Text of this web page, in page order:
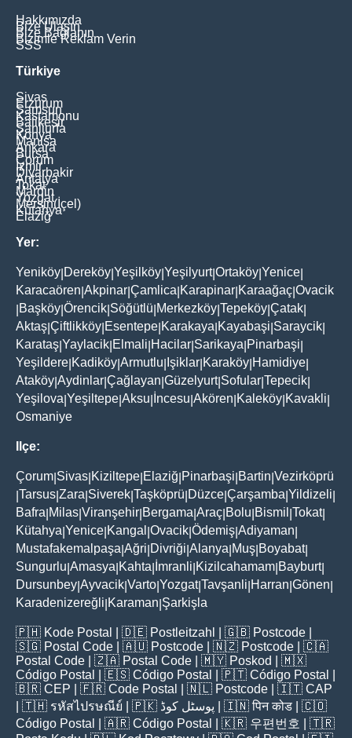
Hakkımızda
Bize Ulaşın
Bize Bağlanın
Bizimle Reklam Verin
SSS
Türkiye
Sivas
Erzurum
Samsun
Kastamonu
Balikesir
Şanliurfa
Konya
Manisa
Ankara
Bursa
Çorum
İzmir
Diyarbakir
Antalya
Tokat
Mardin
Yozgat
Mersin(İçel)
Kütahya
Elaziğ
Yer:
Yeniköy Dereköy Yeşilköy Yeşilyurt|Ortaköy Yenice
Karacaören Akpinar Çamlica Karapinar Karaağaç Ovacik
Başköy Örencik Söğütlü Merkezköy Tepeköy Çatak
Aktaş Çiftlikköy Esentepe Karakaya Kayabaşi Saraycik
Karataş Yaylacik Elmali Hacilar Sarikaya Pinarbaşi
Yeşildere Kadiköy Armutlu Işiklar Karaköy Hamidiye
Ataköy Aydinlar Çağlayan Güzelyurt| Sofular Tepecik
Yeşilova Yeşiltepe Aksu İncesu Akören Kaleköy Kavakli
Osmaniye
Ilçe:
Çorum Sivas Kiziltepe Elaziğ Pinarbaşi Bartin Vezirköprü
Tarsus Zara Siverek Taşköprü Düzce Çarşamba Yildizeli
Bafra Milas Viranşehir Bergama Araç Bolu Bismil Tokat|
Kütahya Yenice Kangal Ovacik Ödemiş Adiyaman
Mustafakemalpaşa Ağri Divriği Alanya Muş Boyabat|
Sungurlu Amasya Kahta İmranli Kizilcahamam Bayburt|
Dursunbey Ayvacik Varto Yozgat|Tavşanli Harran Gönen
Karadenizereğli Karaman Şarkişla
🇵🇭 Kode Postal | 🇩🇪 Postleitzahl | 🇬🇧 Postcode
🇸🇬 Postal Code | 🇦🇺 Postcode | 🇳🇿 Postcode | 🇨🇦
Postal Code | 🇿🇦 Postal Code | 🇲🇾 Poskod
| 🇲🇽
Código Postal
| 🇪🇸 Código Postal | 🇵🇹 Código Postal
🇧🇷 CEP | 🇫🇷 Code Postal | 🇳🇱 Postcode | 🇮🇹 CAP
| 🇹🇭 รหัสไปรษณีย์ | 🇵🇰 پوسٹل کوڈ | 🇮🇳पिन कोड | 🇨🇴
Código Postal
| 🇦🇷 Código Postal | 🇰🇷 우편번호
| 🇹🇷